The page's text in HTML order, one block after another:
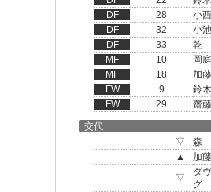
DF
28
小
DF
32
小
DF
33
乾
MF
10
岡
MF
18
加
FW
9
鈴
FW
29
齋
交代
▽
森
▲
加
▽
ダ
グ